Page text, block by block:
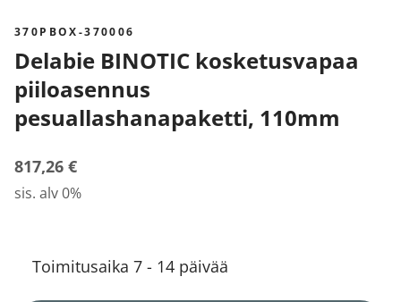
370PBOX-370006
Delabie BINOTIC kosketusvapaa
piiloasennus
pesuallashanapaketti, 110mm
817,26 €
sis. alv 0%
Toimitusaika 7 - 14 päivää